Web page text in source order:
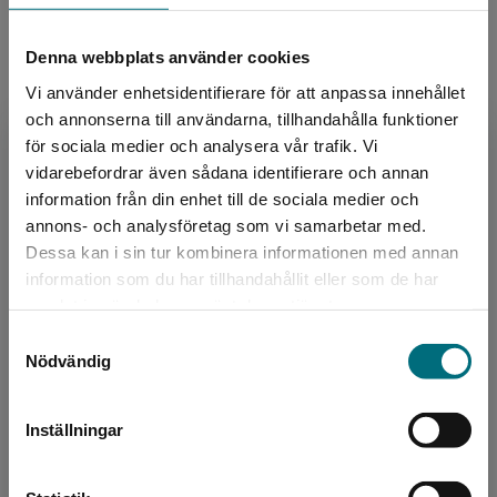
Denna webbplats använder cookies
Vi använder enhetsidentifierare för att anpassa innehållet
och annonserna till användarna, tillhandahålla funktioner
för sociala medier och analysera vår trafik. Vi
vidarebefordrar även sådana identifierare och annan
information från din enhet till de sociala medier och
annons- och analysföretag som vi samarbetar med.
Dessa kan i sin tur kombinera informationen med annan
information som du har tillhandahållit eller som de har
Nödvändig
Inställningar
Begränsad fraktregion
Det verkar som att du besöker
Sverige. För att kunna slutföra ett köp måste
BTJ-häfte nr 17/22
Information
Avsedd för:
Från 15 år, Vuxna
Ämnesområde:
Skräck och rysare
Språk:
Svenska
ISBN:
Artikelnummer: